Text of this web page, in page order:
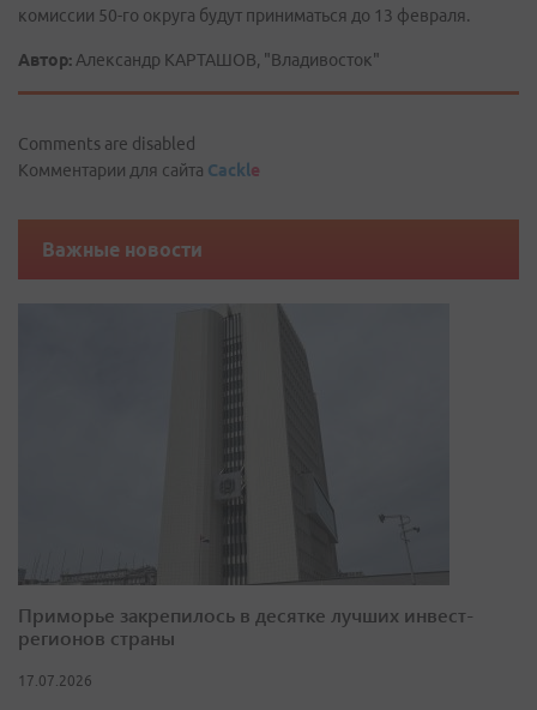
комиссии 50-го округа будут приниматься до 13 февраля.
Автор: Александр КАРТАШОВ, "Владивосток"
Comments are disabled
Комментарии для сайта Cackle
Важные новости
Приморье закрепилось в десятке лучших инвест-
регионов страны
17.07.2026